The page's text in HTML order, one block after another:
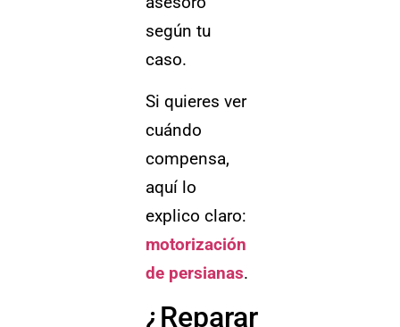
según tu
caso.
Si quieres ver
cuándo
compensa,
aquí lo
explico claro:
motorización
de persianas.
¿Reparar